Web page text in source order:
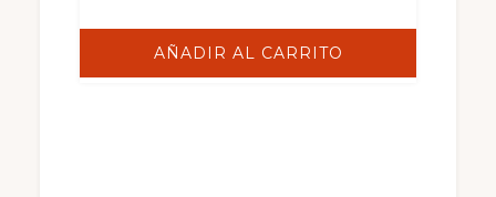
AÑADIR AL CARRITO